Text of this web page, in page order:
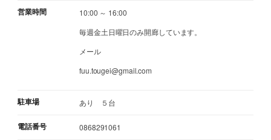
営業時間
10:00 ～ 16:00
毎週金土日曜日のみ開廊しています。
メール
fuu.tougei@gmail.com
駐車場 あり ５台
電話番号 0868291061